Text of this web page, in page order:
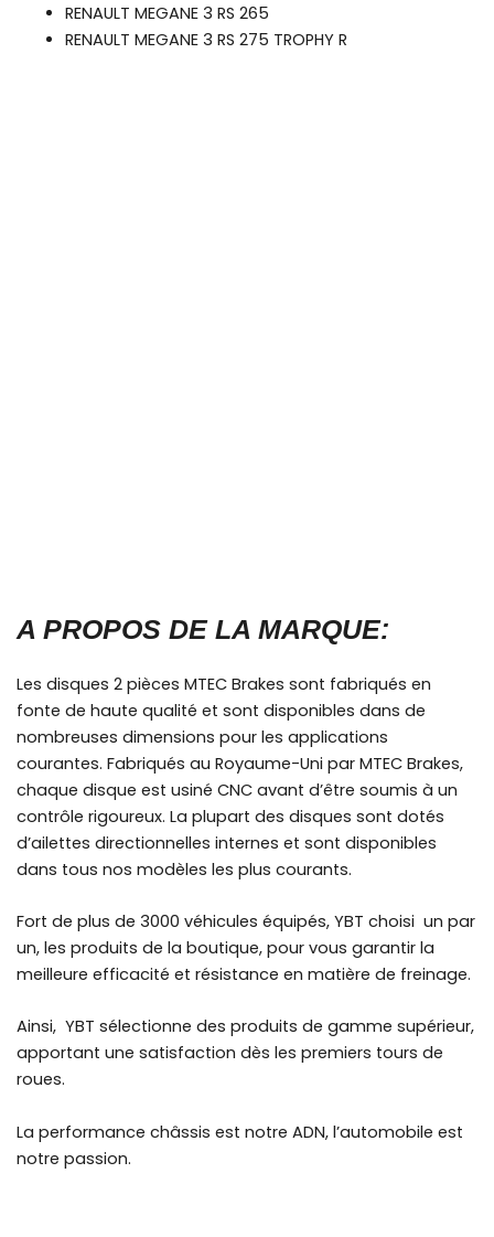
RENAULT MEGANE 3 RS 265
RENAULT MEGANE 3 RS 275 TROPHY R
A PROPOS DE LA MARQUE:
Les disques 2 pièces MTEC Brakes sont fabriqués en
fonte de haute qualité et sont disponibles dans de
nombreuses dimensions pour les applications
courantes. Fabriqués au Royaume-Uni par MTEC Brakes,
chaque disque est usiné CNC avant d’être soumis à un
contrôle rigoureux. La plupart des disques sont dotés
d’ailettes directionnelles internes et sont disponibles
dans tous nos modèles les plus courants.
Fort de plus de 3000 véhicules équipés, YBT choisi un par
un, les produits de la boutique, pour vous garantir la
meilleure efficacité et résistance en matière de freinage.
Ainsi, YBT sélectionne des produits de gamme supérieur,
apportant une satisfaction dès les premiers tours de
roues.
La performance châssis est notre ADN, l’automobile est
notre passion.